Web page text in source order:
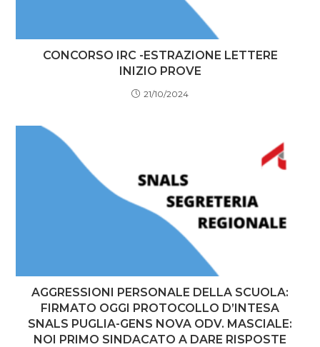
CONCORSO IRC -ESTRAZIONE LETTERE
INIZIO PROVE
21/10/2024
AGGRESSIONI PERSONALE DELLA SCUOLA:
FIRMATO OGGI PROTOCOLLO D’INTESA
SNALS PUGLIA-GENS NOVA ODV. MASCIALE:
NOI PRIMO SINDACATO A DARE RISPOSTE